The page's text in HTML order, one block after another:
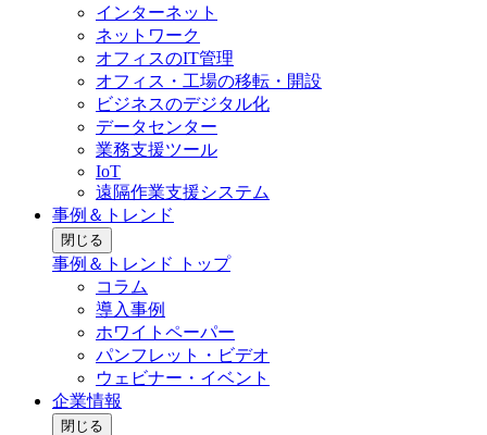
インターネット
ネットワーク
オフィスのIT管理
オフィス・工場の移転・開設
ビジネスのデジタル化
データセンター
業務支援ツール
IoT
遠隔作業支援システム
事例＆トレンド
閉じる
事例＆トレンド トップ
コラム
導入事例
ホワイトペーパー
パンフレット・ビデオ
ウェビナー・イベント
企業情報
閉じる